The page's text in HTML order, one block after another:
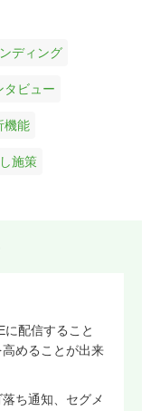
ディング
タビュー
機能
施策
配信すること
めることが出来
ち通知、セグメ